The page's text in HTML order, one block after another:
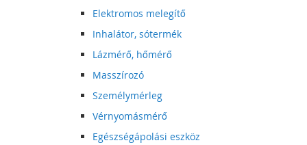
Elektromos melegítő
Inhalátor, sótermék
Lázmérő, hőmérő
Masszírozó
Személymérleg
Vérnyomásmérő
Egészségápolási eszköz